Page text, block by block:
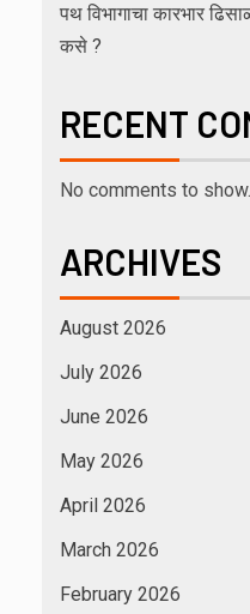
पथ विभागाचा कारभार
कसे ?
RECENT
No comments to show.
ARCHIVES
August 2026
July 2026
June 2026
May 2026
April 2026
March 2026
February 2026